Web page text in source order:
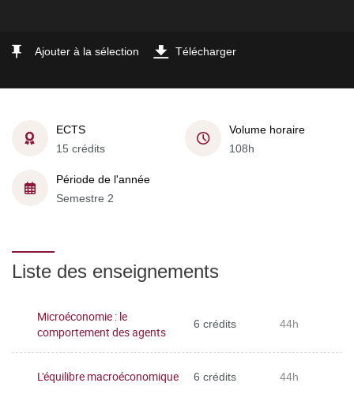
Ajouter à la sélection Télécharger
ECTS
15 crédits
Volume horaire
108h
Période de l'année
Semestre 2
Liste des enseignements
Microéconomie : le
comportement des agents
6 crédits 44h
L'équilibre macroéconomique 6 crédits 44h